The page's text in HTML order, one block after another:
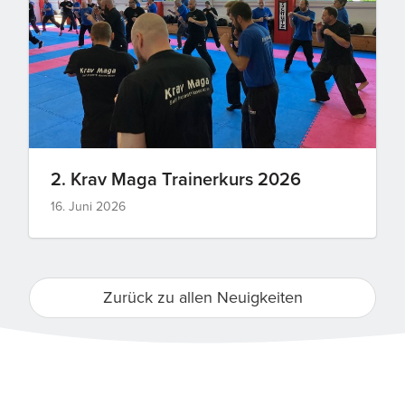
2. Krav Maga Trainerkurs 2026
16. Juni 2026
Zurück zu allen Neuigkeiten